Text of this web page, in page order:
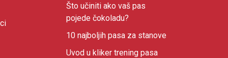
Što učiniti ako vaš pas
pojede čokoladu?
10 najboljih pasa za stanove
Uvod u kliker trening pasa